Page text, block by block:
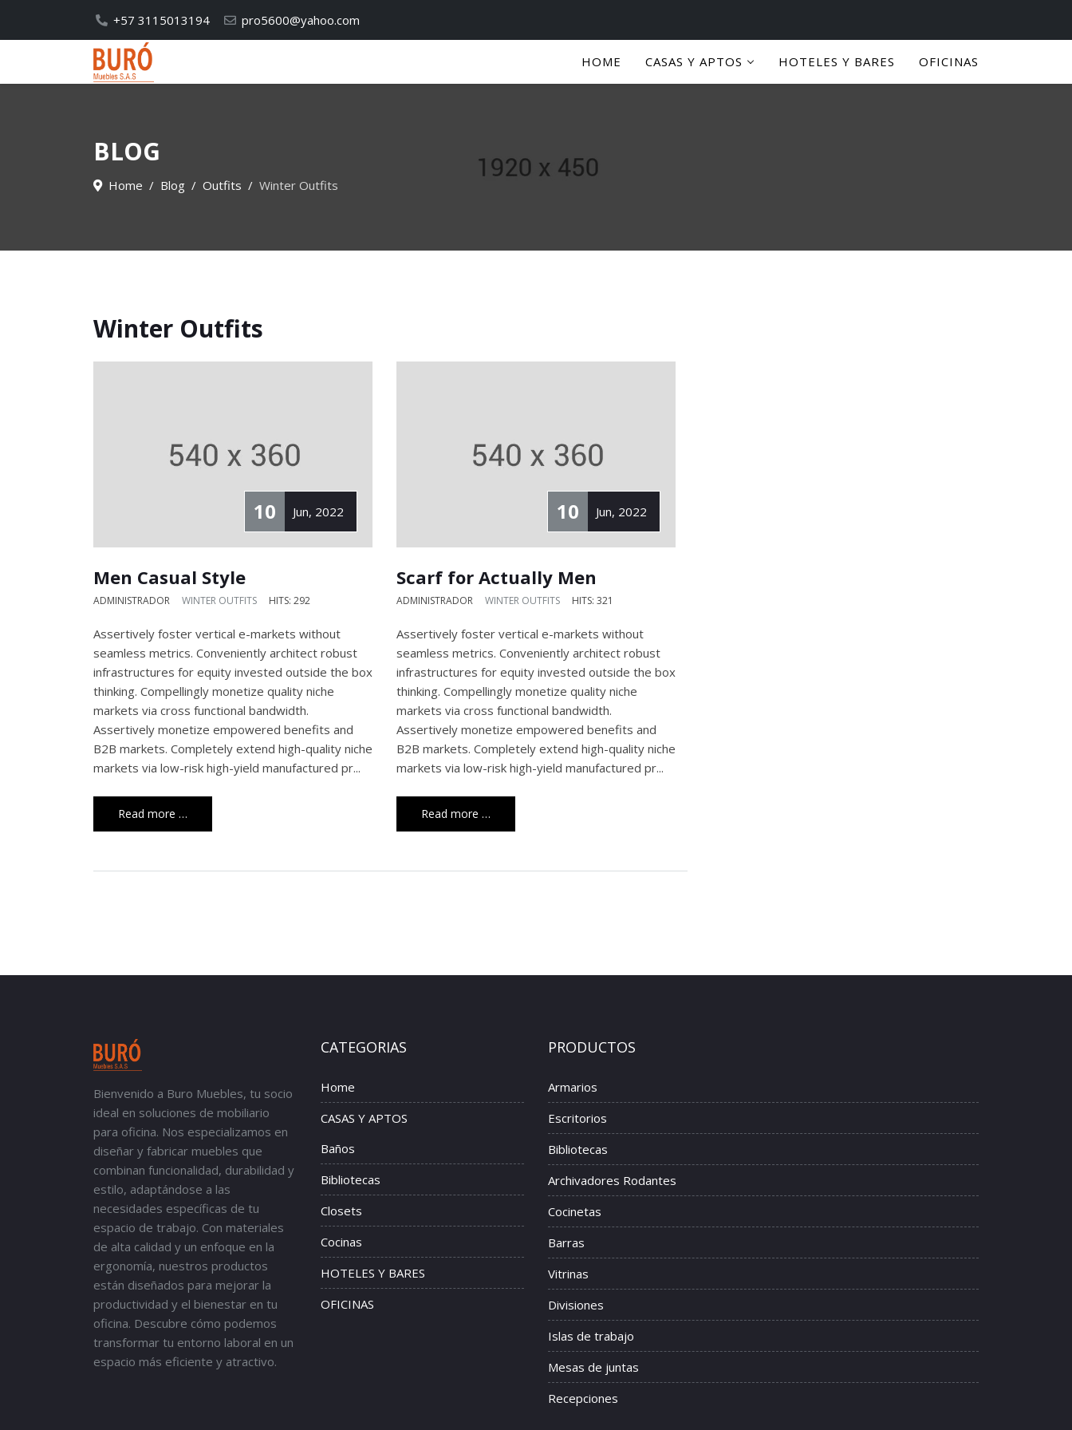
+57 3115013194 pro5600@yahoo.com
HOME CASAS Y APTOS HOTELES Y BARES OFICINAS
BLOG
Home Blog Outfits Winter Outfits
Winter Outfits
10 Jun, 2022
Men Casual Style
ADMINISTRADOR WINTER OUTFITS HITS: 292
Assertively foster vertical e-markets without
seamless metrics. Conveniently architect robust
infrastructures for equity invested outside the box
thinking. Compellingly monetize quality niche
markets via cross functional bandwidth.
Assertively monetize empowered benefits and
B2B markets. Completely extend high-quality niche
markets via low-risk high-yield manufactured pr...
Read more …
10 Jun, 2022
Scarf for Actually Men
ADMINISTRADOR WINTER OUTFITS HITS: 321
Assertively foster vertical e-markets without
seamless metrics. Conveniently architect robust
infrastructures for equity invested outside the box
thinking. Compellingly monetize quality niche
markets via cross functional bandwidth.
Assertively monetize empowered benefits and
B2B markets. Completely extend high-quality niche
markets via low-risk high-yield manufactured pr...
Read more …
Bienvenido a Buro Muebles, tu socio
ideal en soluciones de mobiliario
para oficina. Nos especializamos en
diseñar y fabricar muebles que
combinan funcionalidad, durabilidad y
estilo, adaptándose a las
necesidades específicas de tu
espacio de trabajo. Con materiales
de alta calidad y un enfoque en la
ergonomía, nuestros productos
están diseñados para mejorar la
productividad y el bienestar en tu
oficina. Descubre cómo podemos
transformar tu entorno laboral en un
espacio más eficiente y atractivo.
CATEGORIAS
Home
CASAS Y APTOS
Baños
Bibliotecas
Closets
Cocinas
HOTELES Y BARES
OFICINAS
PRODUCTOS
Armarios
Escritorios
Bibliotecas
Archivadores Rodantes
Cocinetas
Barras
Vitrinas
Divisiones
Islas de trabajo
Mesas de juntas
Recepciones